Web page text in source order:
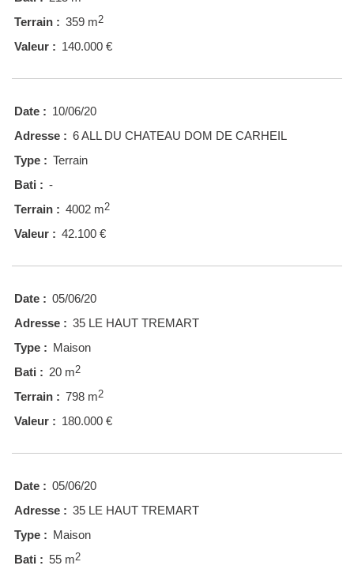
Terrain : 359 m2
Valeur : 140.000 €
Date : 10/06/20
Adresse : 6 ALL DU CHATEAU DOM DE CARHEIL
Type : Terrain
Bati : -
Terrain : 4002 m2
Valeur : 42.100 €
Date : 05/06/20
Adresse : 35 LE HAUT TREMART
Type : Maison
Bati : 20 m2
Terrain : 798 m2
Valeur : 180.000 €
Date : 05/06/20
Adresse : 35 LE HAUT TREMART
Type : Maison
Bati : 55 m2